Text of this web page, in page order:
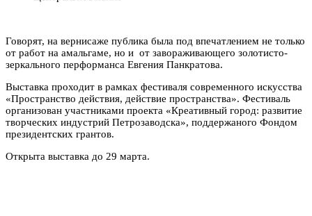
Говорят, на вернисаже публика была под впечатлением не только
от работ на амальгаме, но и от завораживающего золотисто-
зеркального перформанса Евгения Панкратова.
Выставка проходит в рамках фестиваля современного искусства
«Пространство действия, действие пространства». Фестиваль
организован участниками проекта «Креативный город: развитие
творческих индустрий Петрозаводска», поддержаного Фондом
президентских грантов.
Открыта выставка до 29 марта.